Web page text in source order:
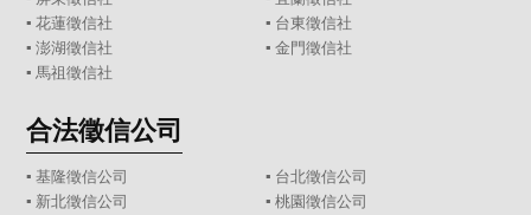
▪花蓮徵信社 ▪ 台東徵信社
▪澎湖徵信社 ▪ 金門徵信社
▪ 馬祖徵信社
合法徵信公司
▪基隆徵信公司 ▪ 台北徵信公司
▪ 新北徵信公司 ▪ 桃園徵信公司